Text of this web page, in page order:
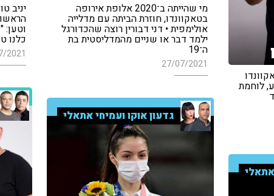
לוחמת
מי שהייתה ב־2020 אלופת אירופה
בטאקוונדו, חוזרת הביתה עם מדלייה
אולימפית • דני דבורין רוצה שהכדורגל
ילמד דבר או שניים מהמדליסטית בת
ה־19
27/07/2021
יניב
כלנו
2021
גדעון אוקו ועמיחי אתאלי
אתאלי